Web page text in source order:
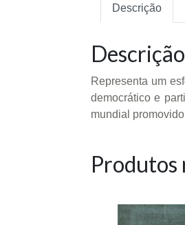
Descrição
Descrição
Representa um
democrático e
mundial
Produtos